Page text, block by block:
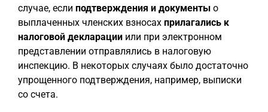
случае, если подтверждения и документы о
выплаченных членских взносах прилагались к
налоговой декларации или при электронном
представлении отправлялись в налоговую
инспекцию. В некоторых случаях было достаточно
упрощенного подтверждения, например, выписки
со счета.